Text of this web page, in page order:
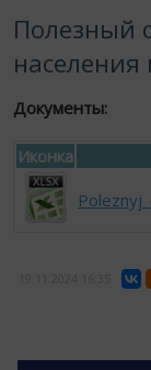
Полезный
населения
Документы:
Иконка